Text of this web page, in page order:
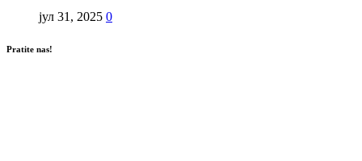
јул 31, 2025 0
Pratite nas!